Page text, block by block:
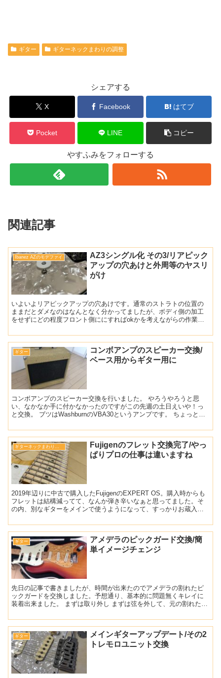
ギター ギターネックまわりの調整
シェアする
X Facebook はてブ
Pocket LINE コピー
やすふみをフォローする
関連記事
Ibanez AZのモデファイ
AZ3シングル化 その3/リアピック
アップの穴あけと外周等のヤスリ
がけ
いよいよリアピックアップの穴あけです。通常のストラトの位置の
ままだとダメなのはなんとなく分かってましたが、ボディ側の加工
をせずにどの程度フロント側ににすればokかを考えながらの作業で
ギター
コンボアンプのスピーカー交換/
ベース用からギター用に
コンボアンプのスピーカー交換を行いました。 やろうやろうと思
い、なかなか手に付かなかったのですがこの先週の土日えいや！っ
と交換。 ブツはWashburnのVBA30というアンプです。 ちょっと小
Fujigenのフレット交換完了/やっ
ぱりプロの仕事は違いますね
2019年辺りに中古で購入したFujigenのEXPERT OS。購入時からも
フレットは結構減ってて、なんか弾き辛いなぁと思ってました。そ
の内、別なギターをメインで使うようになって、すっかりお蔵入り
ギター
アメデラのピックガード交換/簡
単イメージチェンジ
先日の記事で書きましたが、時間が出来たのでアメデラの割れたピ
ックガードを交換しました。予想通り、基本的に問題無くキレイに
装着出来ました。 まずは取り外し まずは弦を外して、元の割れたピ
ギター
メインギターアップデート/その2
トレモロユニット交換